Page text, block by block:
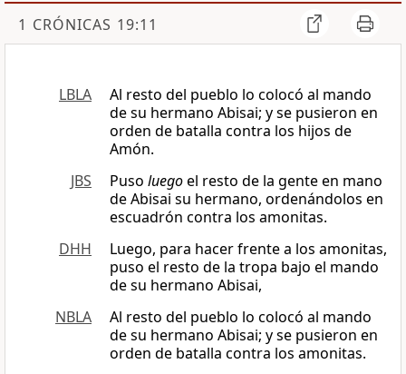
1 CRÓNICAS 19:11
LBLA
Al resto del pueblo lo colocó al mando
de su hermano Abisai; y se pusieron en
orden de batalla contra los hijos de
Amón.
JBS
Puso luegoel resto de la gente en mano
de Abisai su hermano, ordenándolos en
escuadrón contra los amonitas.
DHH
Luego, para hacer frente a los amonitas,
puso el resto de la tropa bajo el mando
de su hermano Abisai,
NBLA
Al resto del pueblo lo colocó al mando
de su hermano Abisai; y se pusieron en
orden de batalla contra los amonitas.